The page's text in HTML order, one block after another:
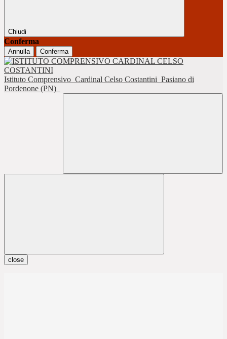
Chiudi
Conferma
Annulla Conferma
Istituto Comprensivo Cardinal Celso Costantini Pasiano di
Pordenone (PN)
close